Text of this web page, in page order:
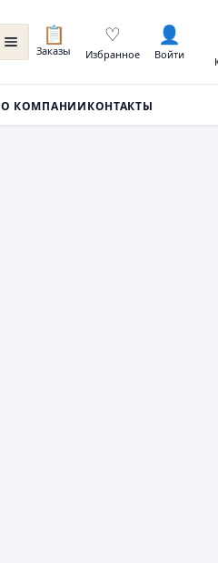
📋
Заказы
♡
Избранное
👤
Войти
О КОМПАНИИКОНТАКТЫ